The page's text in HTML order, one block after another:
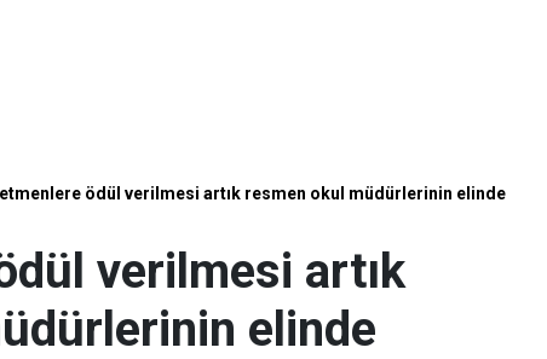
ödül verilmesi artık resmen okul müdürlerinin elinde
verilmesi artık
elinde